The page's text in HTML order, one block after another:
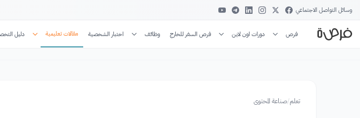
وسائل التواصل الاجتماعي
فرص دورات اون لاين فرص السفر للخارج وظائف اختبار الشخصية مقالات تعليمية دليل
تعلم/صناعة المحتوى